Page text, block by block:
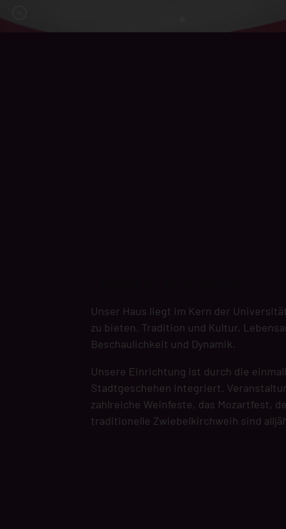
Unser Haus liegt im Kern der
zu bieten. Tradition und Kultur,
Beschaulichkeit und Dynamik.
Unsere Einrichtung ist durch die
Stadtgeschehen integriert.
zahlreiche Weinfeste, das Mozartfest,
traditionelle Zwiebelkirchweih sind